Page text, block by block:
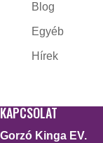
Blog
Egyéb
Hírek
KAPCSOLAT
Gorzó Kinga EV.